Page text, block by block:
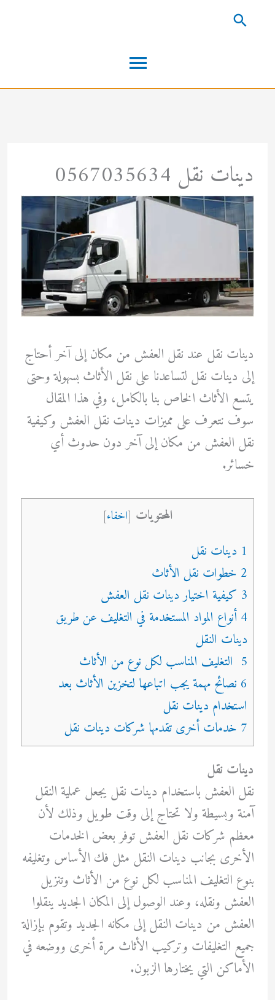
القائمة
الرئيسية
البحث
دينات نقل 0567035634
دينات نقل عند نقل العفش من مكان إلى آخر أحتاج
إلى دينات نقل لتساعدنا على نقل الأثاث بسهولة وحتى
يتسع الأثاث الخاص بنا بالكامل، وفي هذا المقال
سوف نتعرف على مميزات دينات نقل العفش وكيفية
نقل العفش من مكان إلى آخر دون حدوث أي
خسائر.
المحتويات [اخفاء]
1 دينات نقل
2 خطوات نقل الأثاث
3 كيفية اختيار دينات نقل العفش
4 أنواع المواد المستخدمة في التغليف عن طريق
دينات النقل
5 التغليف المناسب لكل نوع من الأثاث
6 نصائح مهمة يجب اتباعها لتخزين الأثاث بعد
استخدام دينات نقل
7 خدمات أخرى تقدمها شركات دينات نقل
دينات نقل
نقل العفش باستخدام دينات نقل يجعل عملية النقل
آمنة وبسيطة ولا تحتاج إلى وقت طويل وذلك لأن
معظم شركات نقل العفش توفر بعض الخدمات
الأخرى بجانب دينات النقل مثل فك الأساس وتغليفه
بنوع التغليف المناسب لكل نوع من الأثاث وتنزيل
العفش ونقله، وعند الوصول إلى المكان الجديد ينقلوا
العفش من دينات النقل إلى مكانه الجديد وتقوم بإزالة
جميع التغليفات وتركيب الأثاث مرة أخرى ووضعه في
الأماكن التي يختارها الزبون.